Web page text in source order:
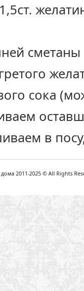
сметаны
сока
в
2011-2025 © All Rights